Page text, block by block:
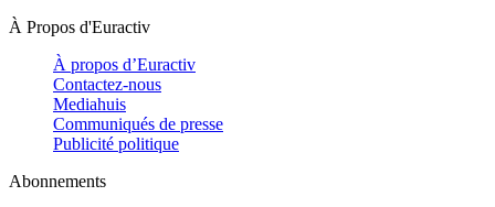
À Propos d'Euractiv
À propos d’Euractiv
Contactez-nous
Mediahuis
Communiqués de presse
Publicité politique
Abonnements